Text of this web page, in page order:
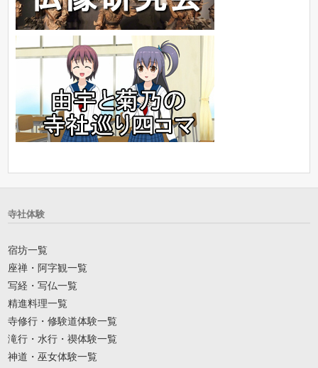
寺社体験
宿坊一覧
座禅・阿字観一覧
写経・写仏一覧
精進料理一覧
寺修行・修験道体験一覧
滝行・水行・禊体験一覧
神道・巫女体験一覧